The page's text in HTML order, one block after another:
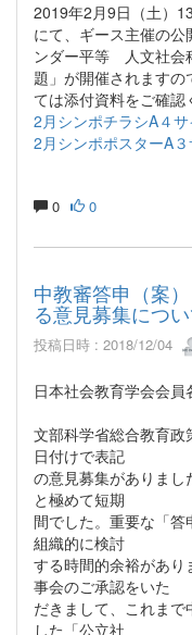
2019年2月9日（土）
にて、ギース主催の公
ンダー平等 人文社会
題」が開催されますの
ては添付資料をご確認
2月シンポチラシA４
2月シンポポスターA
0 0
中教審答申（案
る意見募集につ
投稿日時 : 2018/12/04
日本社会教育学会会員
文部科学省総合教育
日付けで表記
の意見募集がありま
と極めて短期
間でした。重要な「
組織的に検討
する時間的余裕があ
事会のご承認をいた
だきまして、これまで
した「公立社